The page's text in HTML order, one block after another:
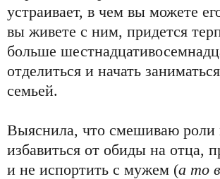
устраивает, в чем вы можете
вы живете с ним, придется
больше
отделиться и начать
семьей.
Выяснила, что смешиваю роли
избавиться от обиды на отца,
и не испортить с мужем (а то